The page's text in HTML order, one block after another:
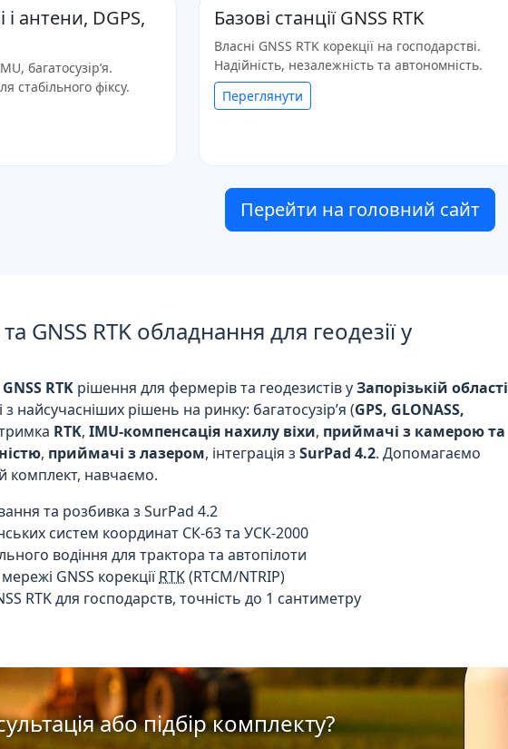
антени, DGPS,
багатосузір’я.
стабільного фіксу.
Базові станції GNSS RTK
Власні GNSS RTK корекції на господарстві.
Надійність, незалежність та автономність.
Переглянути
Перейти на головний сайт
GNSS RTK обладнання для геодезії у
GNSS RTK рішення для фермерів та геодезистів уЗапорізькій області
найсучасніших рішень на ринку: багатосузір’я (GPS, GLONASS,
RTK, IMU-компенсація нахилу віхи, приймачі з камерою та
, приймачі з лазером, інтеграція з SurPad 4.2. Допомагаємо
комплект, навчаємо.
та розбивка з SurPad 4.2
систем координат СК-63 та УСК-2000
водіння для трактора та автопілоти
GNSS корекціїRTK(RTCM/NTRIP)
RTK для господарств, точність до 1 сантиметру
або підбір комплекту?